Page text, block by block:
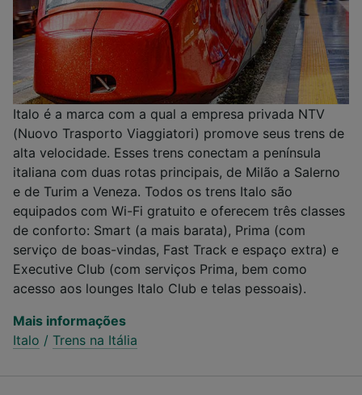
Italo é a marca com a qual a empresa privada NTV
(Nuovo Trasporto Viaggiatori) promove seus trens de
alta velocidade. Esses trens conectam a península
italiana com duas rotas principais, de Milão a Salerno
e de Turim a Veneza. Todos os trens Italo são
equipados com Wi-Fi gratuito e oferecem três classes
de conforto: Smart (a mais barata), Prima (com
serviço de boas-vindas, Fast Track e espaço extra) e
Executive Club (com serviços Prima, bem como
acesso aos lounges Italo Club e telas pessoais).
Mais informações
Italo / Trens na Itália